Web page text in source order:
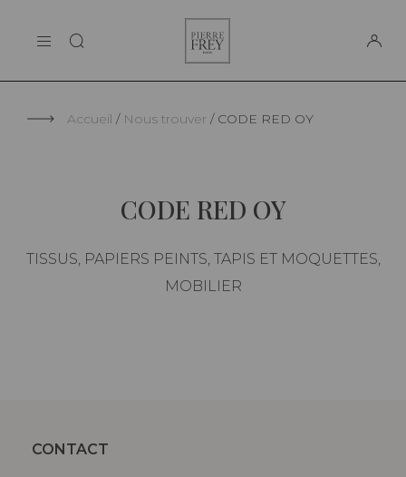
LA MAISON
Frey
Accueil Nous trouver CODE RED OY
CODE RED OY
TISSUS, PAPIERS PEINTS, TAPIS ET MOQUETTES,
MOBILIER
CONTACT